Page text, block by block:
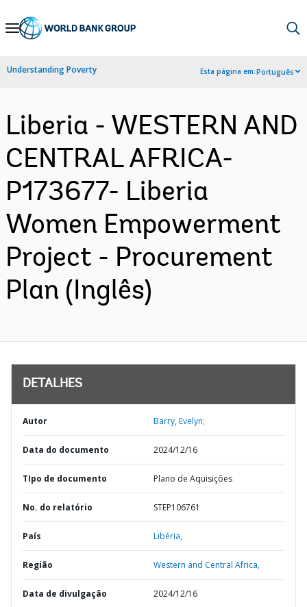
Skip
Navigation
Understanding Poverty Esta página em:Português
Liberia - WESTERN AND
CENTRAL AFRICA-
P173677- Liberia
Women Empowerment
Project - Procurement
Plan (Inglês)
DETALHES
Autor Barry, Evelyn;
Data do documento 2024/12/16
TIpo de documento Plano de Aquisições
No. do relatório STEP106761
País Libéria,
Região Western and Central Africa,
Data de divulgação 2024/12/16